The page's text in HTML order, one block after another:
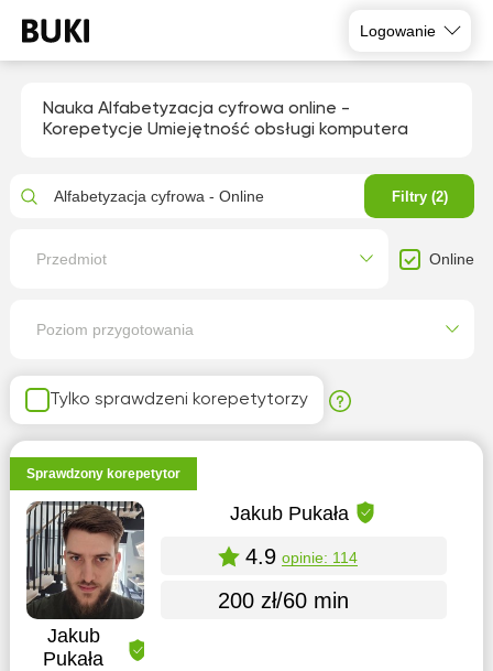
Logowanie
Nauka Alfabetyzacja cyfrowa online -
Korepetycje Umiejętność obsługi komputera
Tylko sprawdzeni korepetytorzy
Sprawdzony korepetytor
Jakub
Pukała
Jakub Pukała
4.9 opinie: 114
200 zł/60 min
Alfabetyzacja cyfrowa - Online Filtry (2)
Przedmiot Online
Poziom przygotowania